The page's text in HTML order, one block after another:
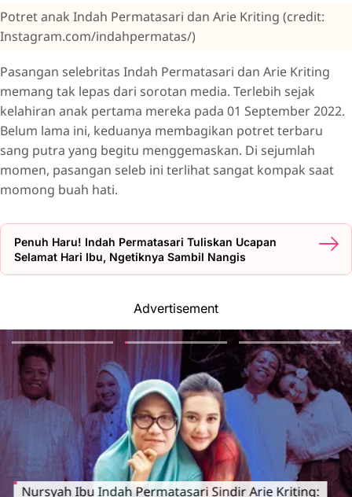
Potret anak Indah Permatasari dan Arie Kriting (credit:
Instagram.com/indahpermatas/)
Pasangan selebritas Indah Permatasari dan Arie Kriting
memang tak lepas dari sorotan media. Terlebih sejak
kelahiran anak pertama mereka pada 01 September 2022.
Belum lama ini, keduanya membagikan potret terbaru
sang putra yang begitu menggemaskan. Di sejumlah
momen, pasangan seleb ini terlihat sangat kompak saat
momong buah hati.
Penuh Haru! Indah Permatasari Tuliskan Ucapan
Selamat Hari Ibu, Ngetiknya Sambil Nangis
Advertisement
Nursyah Ibu Indah Permatasari Sindir Arie Kriting: